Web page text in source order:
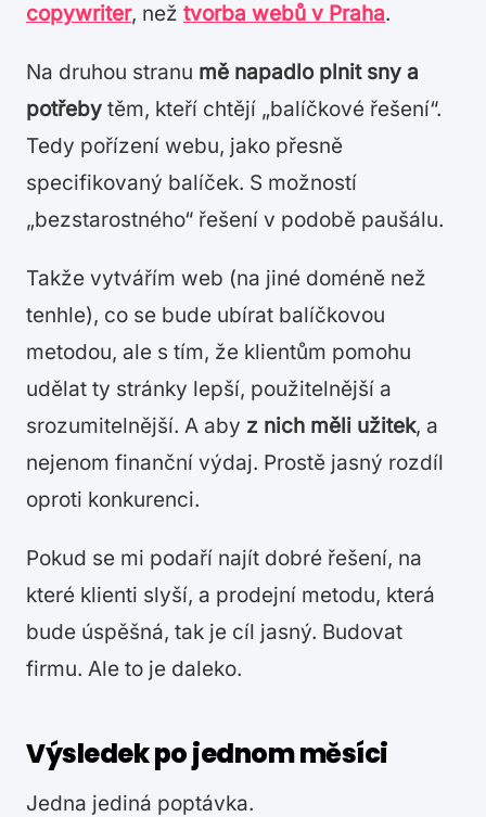
copywriter, než tvorba webů v Praha.
Na druhou stranu mě napadlo plnit sny a
potřeby těm, kteří chtějí „balíčkové řešení“.
Tedy pořízení webu, jako přesně
specifikovaný balíček. S možností
„bezstarostného“ řešení v podobě paušálu.
Takže vytvářím web (na jiné doméně než
tenhle), co se bude ubírat balíčkovou
metodou, ale s tím, že klientům pomohu
udělat ty stránky lepší, použitelnější a
srozumitelnější. A aby z nich měli užitek, a
nejenom finanční výdaj. Prostě jasný rozdíl
oproti konkurenci.
Pokud se mi podaří najít dobré řešení, na
které klienti slyší, a prodejní metodu, která
bude úspěšná, tak je cíl jasný. Budovat
firmu. Ale to je daleko.
Výsledek po jednom měsíci
Jedna jediná poptávka.